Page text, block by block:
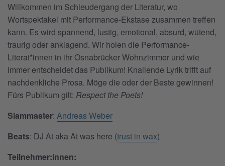
Willkommen im Schleudergang der Literatur, wo
Wortspektakel mit Performance-Ekstase zusammen treffen
kann. Es wird spannend, lustig, emotional, absurd, wütend,
traurig oder anklagend. Wir holen die Performance-
Literat*innen in ihr Osnabrücker Wohnzimmer und wie
immer entscheidet das Publikum! Knallende Lyrik trifft auf
nachdenkliche Prosa. Möge die oder der Beste gewinnen!
Fürs Publikum gilt: Respect the Poets!
Slammaster: Andreas Weber
Beats: DJ At aka At was here (trust in wax)
Teilnehmer:innen: